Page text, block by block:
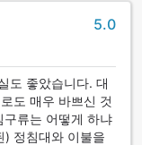
5.0
도 좋았습니다. 대
도 매우 바쁘신 것
류는 어떻게 하냐
) 정침대와 이불을